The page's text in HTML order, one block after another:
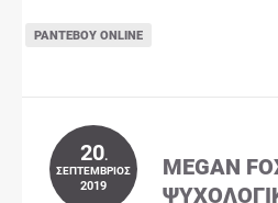
ΡΑΝΤΕΒΟΎ ONLINE
20.
ΣΕΠΤΈΜΒΡΙΟΣ
2019
MEGAN